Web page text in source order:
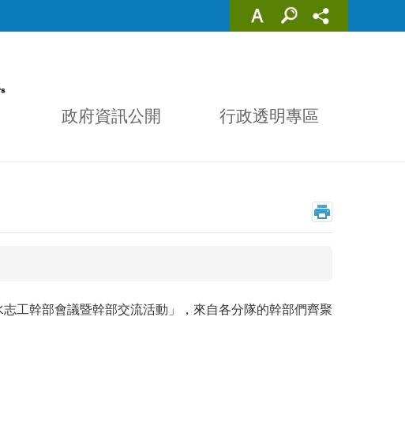
政府資訊公開
行政透明專區
工幹部會議暨幹部交流活動」，來自各分隊的幹部們齊聚